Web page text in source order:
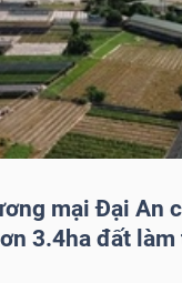
mại Đại An
3.4ha đất làm